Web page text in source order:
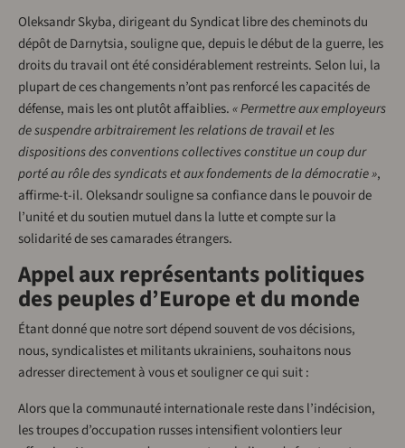
Oleksandr Skyba, dirigeant du Syndicat libre des cheminots du
dépôt de Darnytsia, souligne que, depuis le début de la guerre, les
droits du travail ont été considérablement restreints. Selon lui, la
plupart de ces changements n’ont pas renforcé les capacités de
défense, mais les ont plutôt affaiblies.« Permettre aux employeurs
de suspendre arbitrairement les relations de travail et les
dispositions des conventions collectives constitue un coup dur
porté au rôle des syndicats et aux fondements de la démocratie »,
affirme-t-il. Oleksandr souligne sa confiance dans le pouvoir de
l’unité et du soutien mutuel dans la lutte et compte sur la
solidarité de ses camarades étrangers.
Appel aux représentants politiques
des peuples d’Europe et du monde
Étant donné que notre sort dépend souvent de vos décisions,
nous, syndicalistes et militants ukrainiens, souhaitons nous
adresser directement à vous et souligner ce qui suit :
Alors que la communauté internationale reste dans l’indécision,
les troupes d’occupation russes intensifient volontiers leur